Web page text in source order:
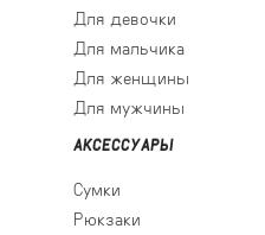
Для девочки
Для мальчика
Для женщины
Для мужчины
АКСЕССУАРЫ
Сумки
Рюкзаки